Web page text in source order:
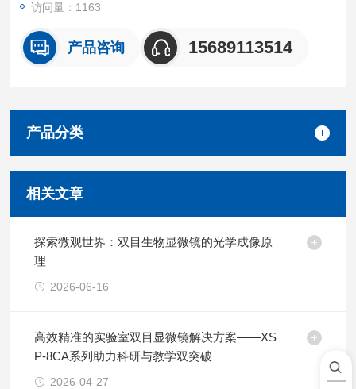
访问量：1163
产品咨询 15689113514
产品分类
相关文章
探索微观世界：双目生物显微镜的光学成像原
理
2026-06-16
高效精准的实验室双目显微镜解决方案——XS
P-8CA系列助力科研与教学双突破
2026-04-27